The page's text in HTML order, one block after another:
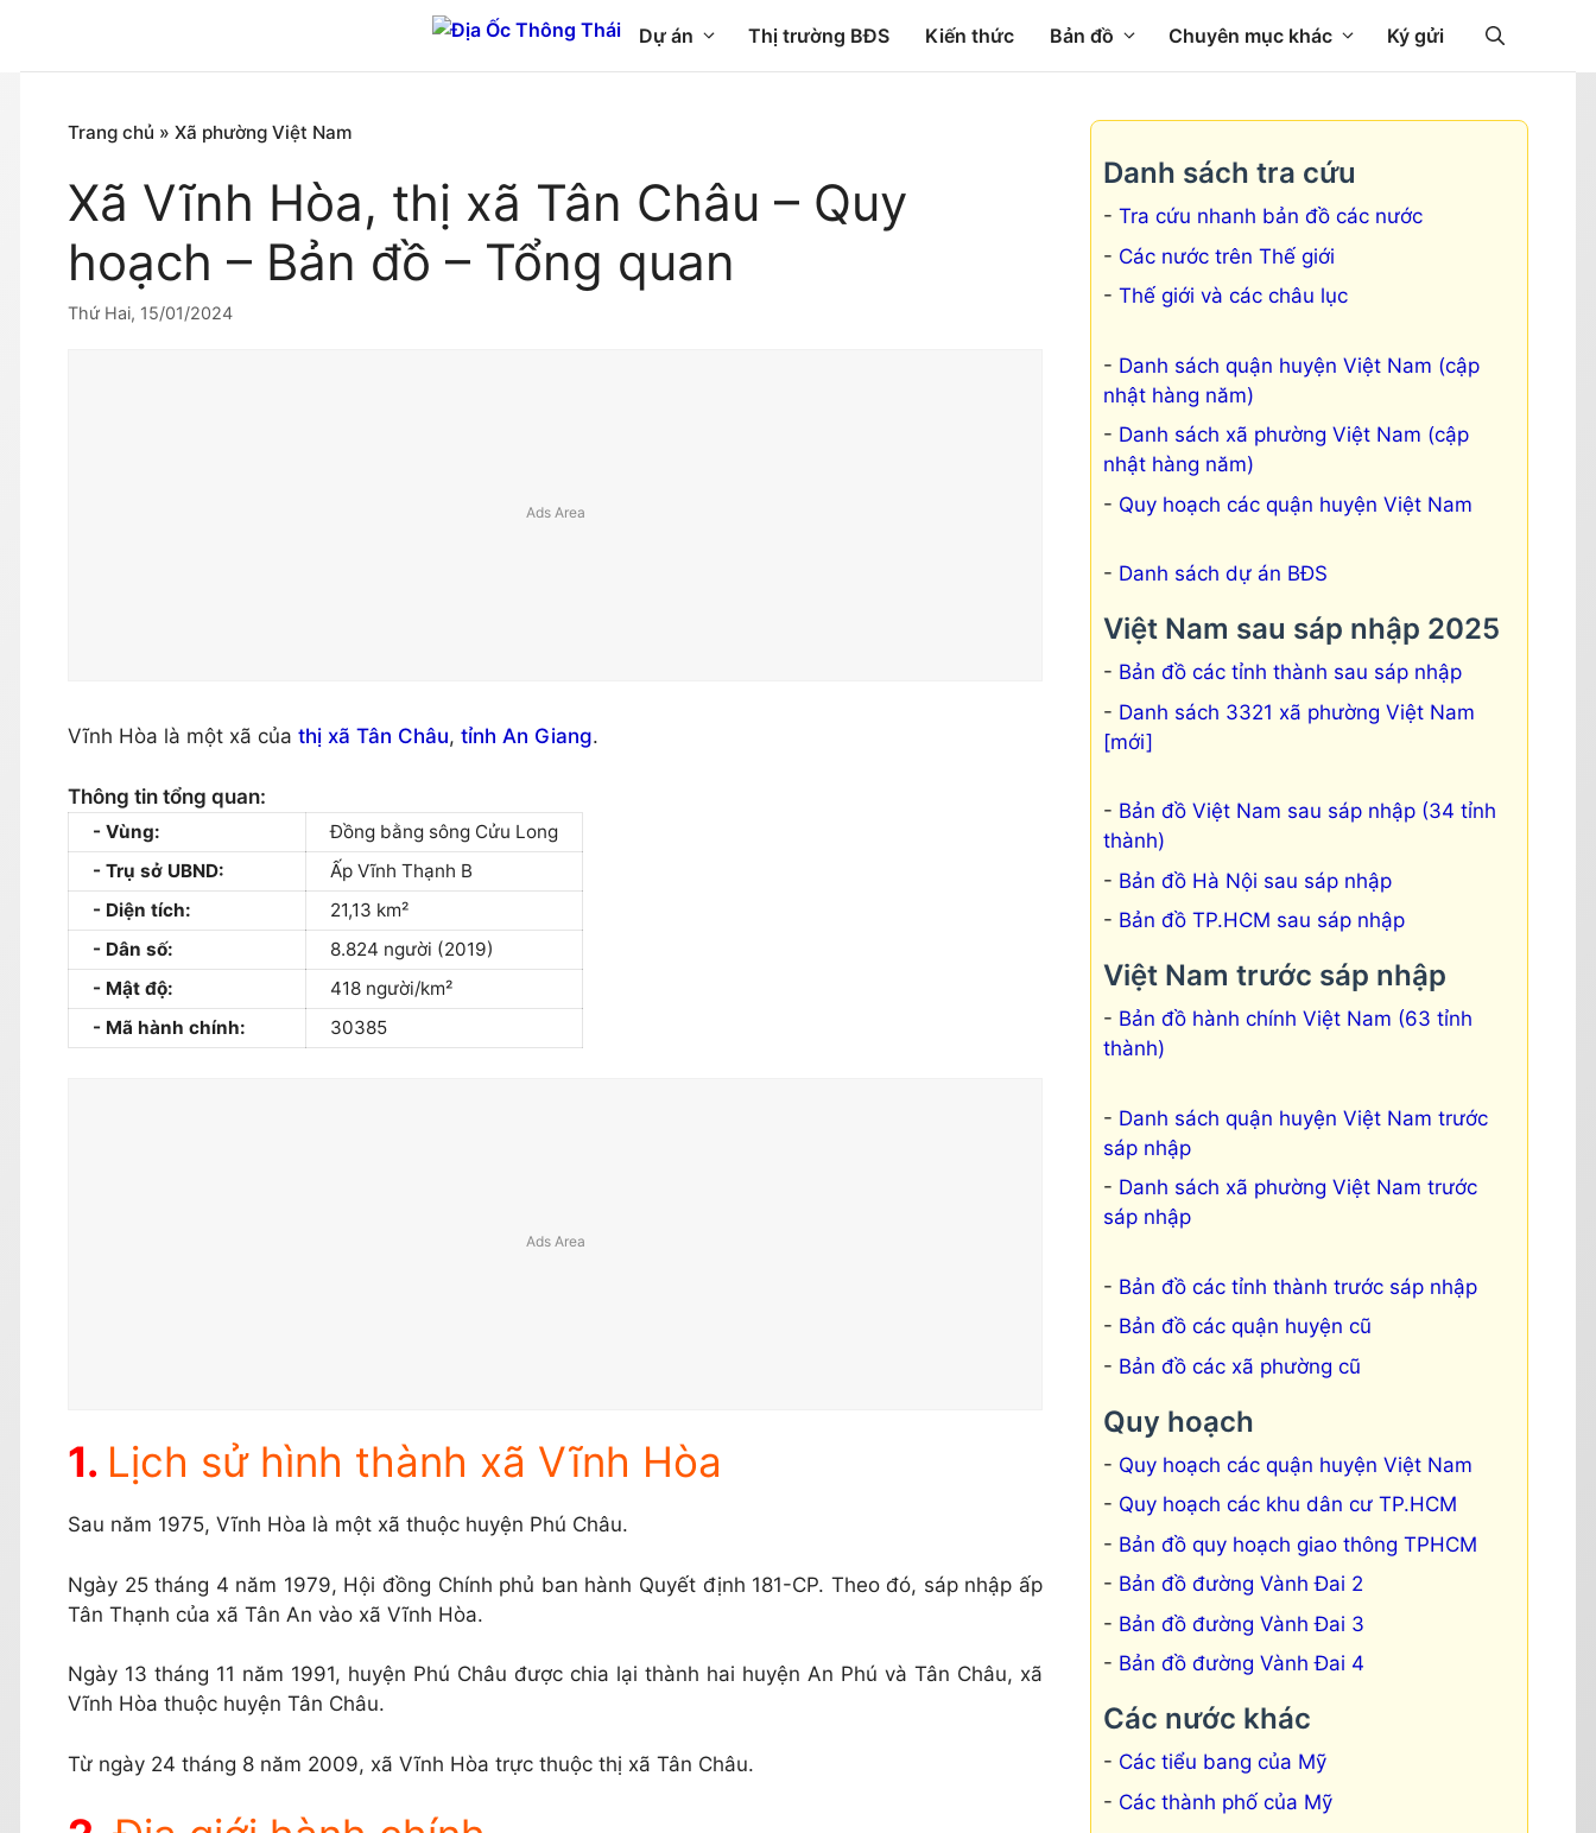
nội
Dự án Thị trường BĐS Kiến thức Bản đồ Chuyên mục khác Ký gửi
Trang chủ » Xã phường Việt Nam
Xã Vĩnh Hòa, thị xã Tân Châu – Quy
hoạch – Bản đồ – Tổng quan
Thứ Hai, 15/01/2024
Vĩnh Hòa là một xã của thị xã Tân Châu, tỉnh An Giang.
Thông tin tổng quan:
Vùng:
Đồng bằng sông Cửu Long
Trụ sở UBND:
Ấp Vĩnh Thạnh B
Diện tích:
21,13 km²
Dân số:
8.824 người (2019)
Mật độ:
418 người/km²
Mã hành chính:
30385
Lịch sử hình thành xã Vĩnh Hòa
Sau năm 1975, Vĩnh Hòa là một xã thuộc huyện Phú Châu.
Ngày 25 tháng 4 năm 1979, Hội đồng Chính phủ ban hành Quyết định 181-CP. Theo đó, sáp nhập ấp
Tân Thạnh của xã Tân An vào xã Vĩnh Hòa.
Ngày 13 tháng 11 năm 1991, huyện Phú Châu được chia lại thành hai huyện An Phú và Tân Châu, xã
Vĩnh Hòa thuộc huyện Tân Châu.
Từ ngày 24 tháng 8 năm 2009, xã Vĩnh Hòa trực thuộc thị xã Tân Châu.
Danh sách tra cứu
Tra cứu nhanh bản đồ các nước
Các nước trên Thế giới
Thế giới và các châu lục
Danh sách quận huyện Việt Nam (cập
nhật hàng năm)
Danh sách xã phường Việt Nam (cập
nhật hàng năm)
Quy hoạch các quận huyện Việt Nam
Danh sách dự án BĐS
Việt Nam sau sáp nhập 2025
Bản đồ các tỉnh thành sau sáp nhập
Danh sách 3321 xã phường Việt Nam
[mới]
Bản đồ Việt Nam sau sáp nhập (34 tỉnh
thành)
Bản đồ Hà Nội sau sáp nhập
Bản đồ TP.HCM sau sáp nhập
Việt Nam trước sáp nhập
Bản đồ hành chính Việt Nam (63 tỉnh
thành)
Danh sách quận huyện Việt Nam trước
sáp nhập
Danh sách xã phường Việt Nam trước
sáp nhập
Bản đồ các tỉnh thành trước sáp nhập
Bản đồ các quận huyện cũ
Bản đồ các xã phường cũ
Quy hoạch
Quy hoạch các quận huyện Việt Nam
Quy hoạch các khu dân cư TP.HCM
Bản đồ quy hoạch giao thông TPHCM
Bản đồ đường Vành Đai 2
Bản đồ đường Vành Đai 3
Bản đồ đường Vành Đai 4
Các nước khác
Các tiểu bang của Mỹ
Các thành phố của Mỹ